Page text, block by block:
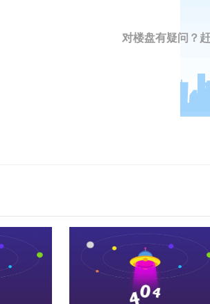
对楼盘有疑问？